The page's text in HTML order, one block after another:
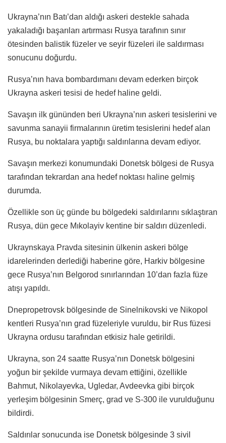
Ukrayna’nın Batı’dan aldığı askeri destekle sahada
yakaladığı başarıları artırması Rusya tarafının sınır
ötesinden balistik füzeler ve seyir füzeleri ile saldırması
sonucunu doğurdu.
Rusya’nın hava bombardımanı devam ederken birçok
Ukrayna askeri tesisi de hedef haline geldi.
Savaşın ilk gününden beri Ukrayna’nın askeri tesislerini ve
savunma sanayii firmalarının üretim tesislerini hedef alan
Rusya, bu noktalara yaptığı saldırılarına devam ediyor.
Savaşın merkezi konumundaki Donetsk bölgesi de Rusya
tarafından tekrardan ana hedef noktası haline gelmiş
durumda.
Özellikle son üç günde bu bölgedeki saldırılarını sıklaştıran
Rusya, dün gece Mıkolayiv kentine bir saldırı düzenledi.
Ukraynskaya Pravda sitesinin ülkenin askeri bölge
idarelerinden derlediği haberine göre, Harkiv bölgesine
gece Rusya’nın Belgorod sınırlarından 10’dan fazla füze
atışı yapıldı.
Dnepropetrovsk bölgesinde de Sinelnikovski ve Nikopol
kentleri Rusya’nın grad füzeleriyle vuruldu, bir Rus füzesi
Ukrayna ordusu tarafından etkisiz hale getirildi.
Ukrayna, son 24 saatte Rusya’nın Donetsk bölgesini
yoğun bir şekilde vurmaya devam ettiğini, özellikle
Bahmut, Nikolayevka, Ugledar, Avdeevka gibi birçok
yerleşim bölgesinin Smerç, grad ve S-300 ile vurulduğunu
bildirdi.
Saldırılar sonucunda ise Donetsk bölgesinde 3 sivil